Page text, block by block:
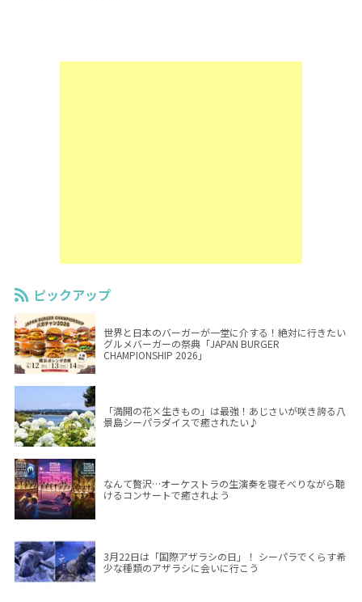
ピックアップ
世界と日本のバーガーが一堂に介する！絶対に行きたい
グルメバーガーの祭典「JAPAN BURGER
CHAMPIONSHIP 2026」
「満開の花×生きもの」は最強！あじさいが咲き誇る八
景島シーパラダイスで癒されたい♪
なんて贅沢…オーケストラの生演奏を寝そべりながら聴
けるコンサートで癒されよう
3月22日は「国際アザラシの日」！ シーパラでくらす希
少な種類のアザラシに会いに行こう